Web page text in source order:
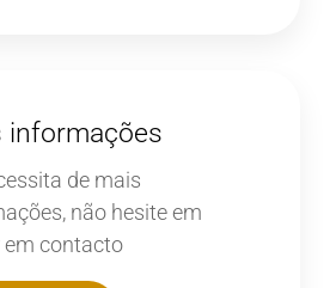
informações
de mais
não hesite em
em contacto